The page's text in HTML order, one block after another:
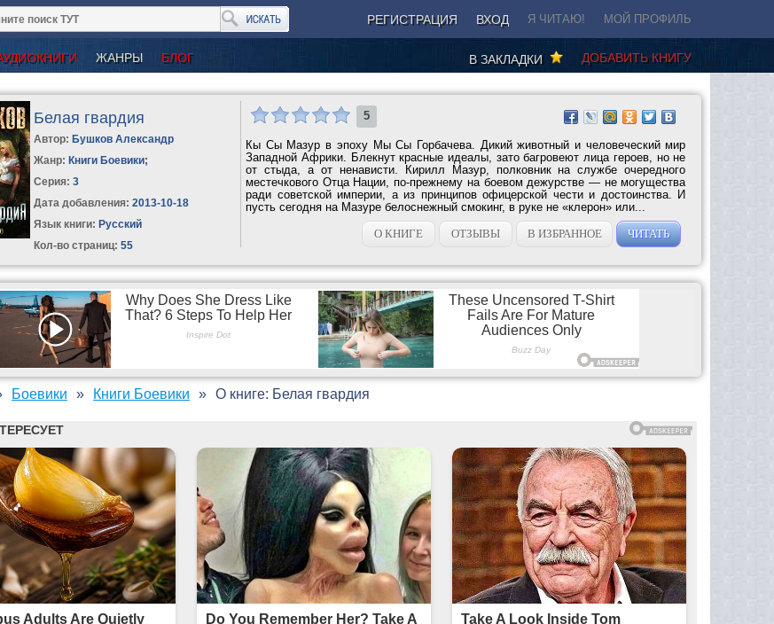
РЕГИСТРАЦИЯ ВХОД Я ЧИТАЮ! МОЙ ПРОФИЛЬ
ЖАНРЫ БЛОГ ДОБАВИТЬ КНИГУ
В ЗАКЛАДКИ
Белая гвардия
Автор: Бушков Александр
Жанр: Книги Боевики;
Серия:3
Дата добавления: 2013-10-18
Язык книги: Русский
Кол-во страниц: 55
5
Кы Сы Мазур в эпоху Мы Сы Горбачева. Дикий животный и человеческий мир
Западной Африки. Блекнут красные идеалы, зато багровеют лица героев, но не
от стыда, а от ненависти. Кирилл Мазур, полковник на службе очередного
местечкового Отца Нации, по-прежнему на боевом дежурстве — не могущества
ради советской империи, а из принципов офицерской чести и достоинства. И
пусть сегодня на Мазуре белоснежный смокинг, в руке не «клерон» или...
О КНИГЕ
ОТЗЫВЫ В ИЗБРАННОЕ ЧИТАТЬ
Боевики Книги Боевики О книге: Белая гвардия